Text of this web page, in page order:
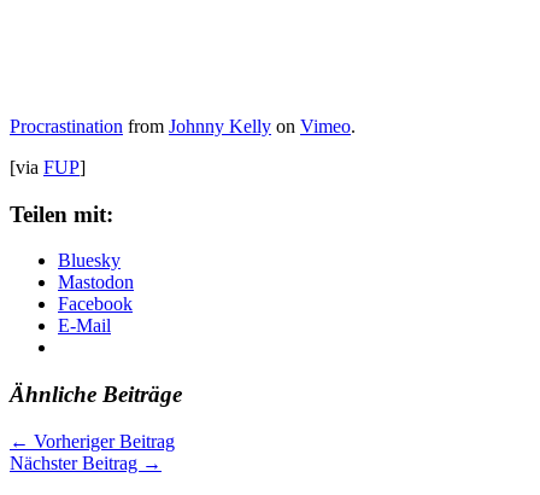
Procrastination from Johnny Kelly on Vimeo.
[via FUP]
Teilen mit:
Bluesky
Mastodon
Facebook
E-Mail
Ähnliche Beiträge
← Vorheriger Beitrag
Nächster Beitrag →